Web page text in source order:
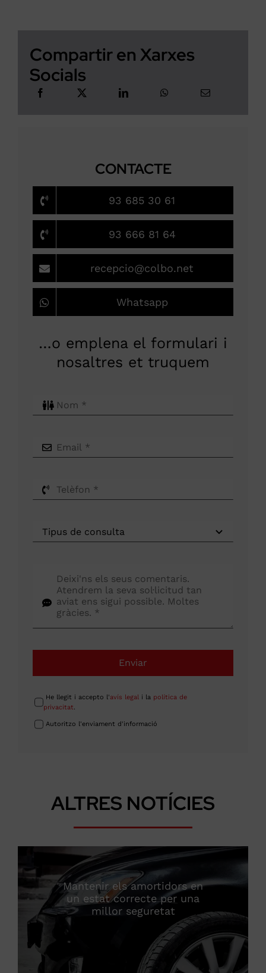
Compartir en Xarxes
Socials
CONTACTE
93 685 30 61
93 666 81 64
recepcio@colbo.net
Whatsapp
…o emplena el formulari i
nosaltres et truquem
Enviar
He llegit i accepto l'avís legali la política de
privacitat.
Autoritzo l'enviament d'informació
ALTRES NOTÍCIES
Mantenir els amortidors en
un estat correcte per una
millor seguretat